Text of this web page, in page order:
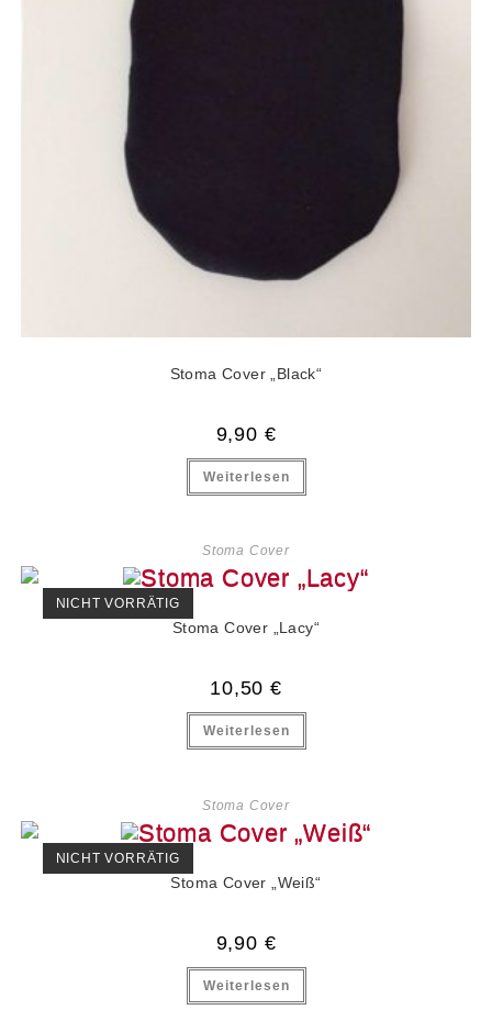
Stoma Cover „Black“
9,90 €
Weiterlesen
Stoma Cover
NICHT VORRÄTIG
Stoma Cover „Lacy“
10,50 €
Weiterlesen
Stoma Cover
NICHT VORRÄTIG
Stoma Cover „Weiß“
9,90 €
Weiterlesen